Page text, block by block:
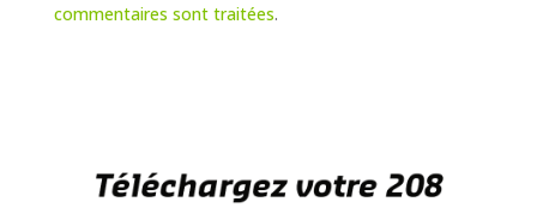
commentaires sont traitées.